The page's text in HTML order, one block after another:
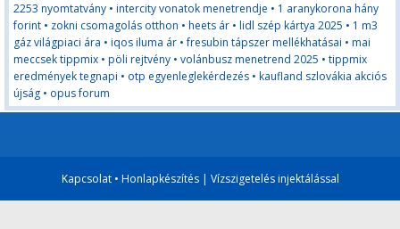
2253 nyomtatvány • intercity vonatok menetrendje • 1 aranykorona hány
forint • zokni csomagolás otthon • heets ár • lidl szép kártya 2025 • 1 m3
gáz világpiaci ára • iqos iluma ár •fresubin tápszer mellékhatásai • mai
meccsek tippmix • pöli rejtvény • volánbusz menetrend 2025 • tippmix
eredmények tegnapi • otp egyenleglekérdezés • kaufland szlovákia akciós
újság • opus forum
Kapcsolat• Honlapkészítés| Vízszigetelés injektálással